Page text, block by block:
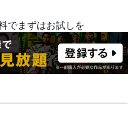
でまずはお試しを